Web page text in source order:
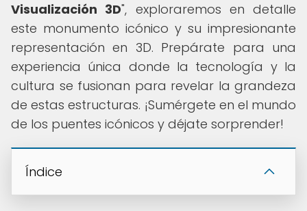
Visualización 3D", exploraremos en detalle
este monumento icónico y su impresionante
representación en 3D. Prepárate para una
experiencia única donde la tecnología y la
cultura se fusionan para revelar la grandeza
de estas estructuras. ¡Sumérgete en el mundo
de los puentes icónicos y déjate sorprender!
Índice